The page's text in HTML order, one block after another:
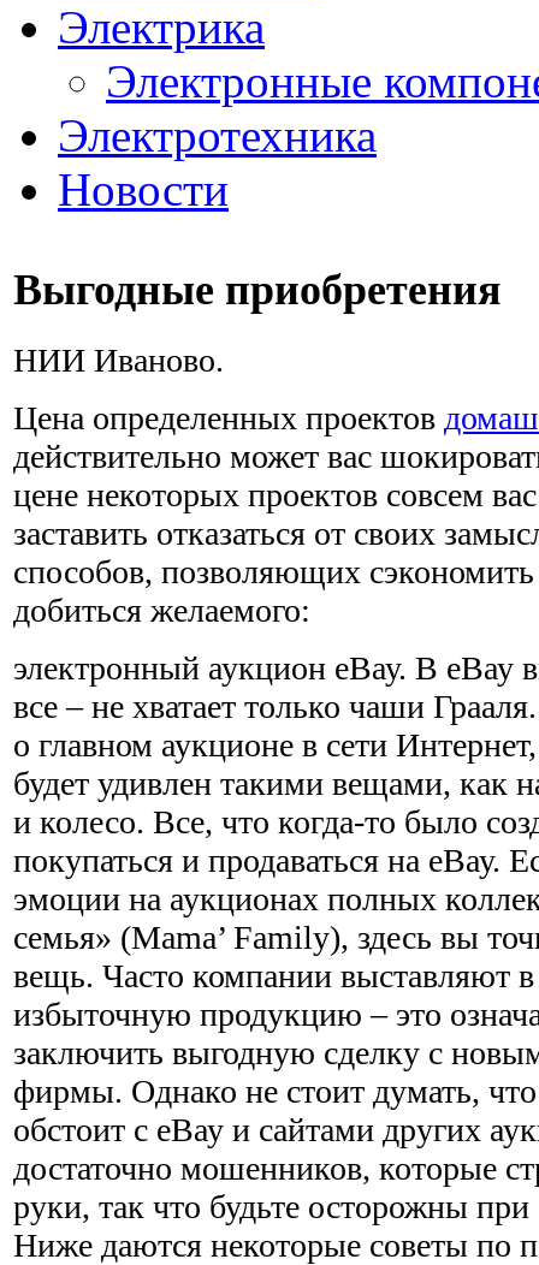
Электрика
Электронные
Электротехника
Новости
Выгодные приобретения
НИИ Иваново.
Цена определенных проектов
действительно может вас
цене некоторых проектов совсем
заставить отказаться от своих
способов, позво­ляющих
добиться желаемого:
электронный аукцион еВау. В еВау
все – не хватает только чаши
о главном аукционе в сети
будет удивлен такими вещами, как
и колесо. Все, что когда-то было
покупаться и продаваться на еВау.
эмоции на аукционах полных
семья» (Mama’ Family), здесь вы
вещь. Часто компании выставляют
избыточную продукцию – это
заключить выгодную сделку с
фирмы. Однако не стоит думать,
обстоит с еВау и сайтами других
достаточно мошенников, которые
руки, так что будьте осторожны
Ниже даются некоторые советы по